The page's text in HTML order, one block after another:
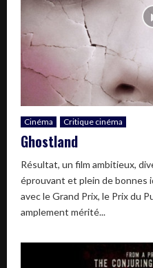
Cinéma Critique cinéma
Ghostland
Résultat, un film ambitieux,
éprouvant et plein de bonnes
avec le Grand Prix, le Prix du
amplement mérité...